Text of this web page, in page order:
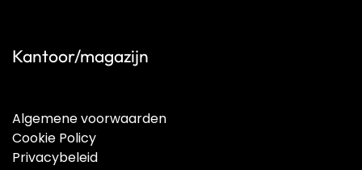
Kantoor/magazijn
Algemene voorwaarden
Cookie Policy
Privacybeleid